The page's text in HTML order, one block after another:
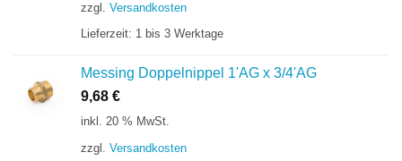
zzgl. Versandkosten
Lieferzeit: 1 bis 3 Werktage
Messing Doppelnippel 1'AG x 3/4'AG
9,68 €
inkl. 20 % MwSt.
zzgl. Versandkosten